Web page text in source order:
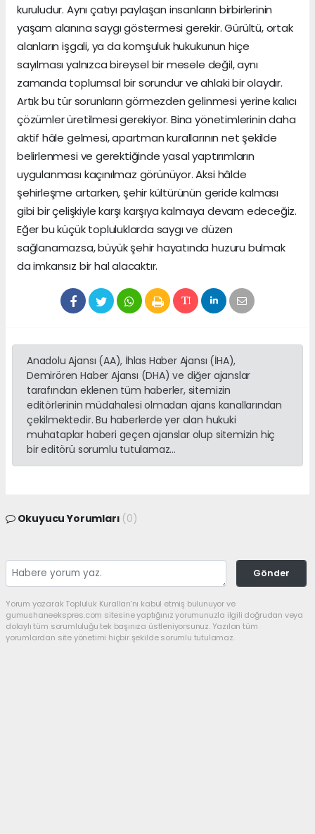
kuruludur. Aynı çatıyı paylaşan insanların birbirlerinin
yaşam alanına saygı göstermesi gerekir. Gürültü, ortak
alanların işgali, ya da komşuluk hukukunun hiçe
sayılması yalnızca bireysel bir mesele değil, aynı
zamanda toplumsal bir sorundur ve ahlaki bir olaydır.
Artık bu tür sorunların görmezden gelinmesi yerine kalıcı
çözümler üretilmesi gerekiyor. Bina yönetimlerinin daha
aktif hâle gelmesi, apartman kurallarının net şekilde
belirlenmesi ve gerektiğinde yasal yaptırımların
uygulanması kaçınılmaz görünüyor. Aksi hâlde
şehirleşme artarken, şehir kültürünün geride kalması
gibi bir çelişkiyle karşı karşıya kalmaya devam edeceğiz.
Eğer bu küçük topluluklarda saygı ve düzen
sağlanamazsa, büyük şehir hayatında huzuru bulmak
da imkansız bir hal alacaktır.
Anadolu Ajansı (AA), İhlas Haber Ajansı (İHA),
Demirören Haber Ajansı (DHA) ve diğer ajanslar
tarafından eklenen tüm haberler, sitemizin
editörlerinin müdahalesi olmadan ajans kanallarından
çekilmektedir. Bu haberlerde yer alan hukuki
muhataplar haberi geçen ajanslar olup sitemizin hiç
bir editörü sorumlu tutulamaz...
Okuyucu Yorumları (0)
Gönder
Yorum yazarak Topluluk Kuralları’nı kabul etmiş bulunuyor ve
gumushaneekspres.com sitesine yaptığınız yorumunuzla ilgili doğrudan veya
dolaylı tüm sorumluluğu tek başınıza üstleniyorsunuz. Yazılan tüm
yorumlardan site yönetimi hiçbir şekilde sorumlu tutulamaz.